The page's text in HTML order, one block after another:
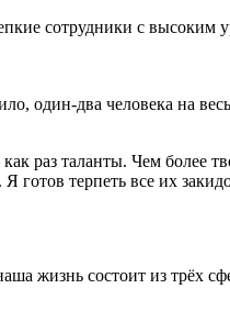
сотрудники с
один-два человека на
раз таланты. Чем
терпеть все их
жизнь состоит из